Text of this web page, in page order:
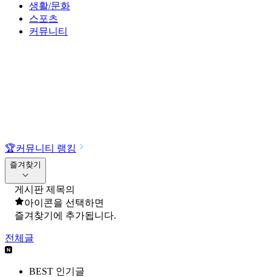
생활/문화
스포츠
커뮤니티
🏆커뮤니티 랭킹
즐겨찾기
게시판 제목의
아이콘을 선택하면
즐겨찾기에 추가됩니다.
전체글
BEST 인기글